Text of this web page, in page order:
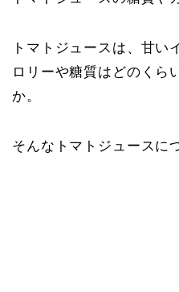
トマトジュースは、甘い
ロリーや糖質はどのくら
か。
そんなトマトジュースに